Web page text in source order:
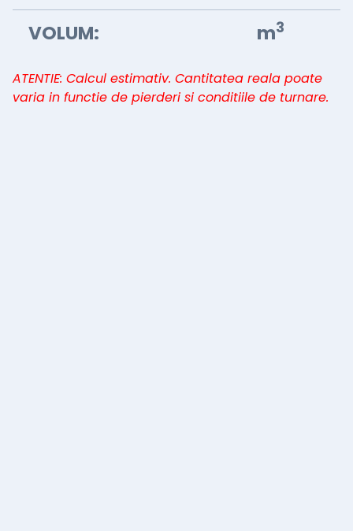
VOLUM: m3
ATENTIE: Calcul estimativ. Cantitatea reala poate
varia in functie de pierderi si conditiile de turnare.